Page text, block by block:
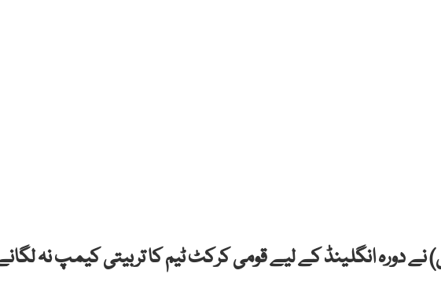
نے دورہ انگلینڈ کے لیے قومی کرکٹ ٹیم کا تربیتی کیمپ نہ